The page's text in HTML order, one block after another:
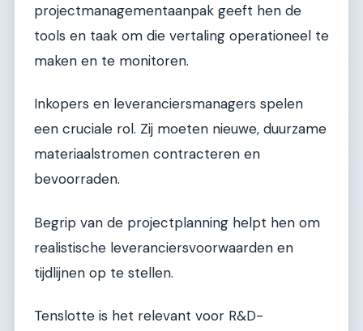
projectmanagementaanpak geeft hen de
tools en taak om die vertaling operationeel te
maken en te monitoren.
Inkopers en leveranciersmanagers spelen
een cruciale rol. Zij moeten nieuwe, duurzame
materiaalstromen contracteren en
bevoorraden.
Begrip van de projectplanning helpt hen om
realistische leveranciersvoorwaarden en
tijdlijnen op te stellen.
Tenslotte is het relevant voor R&D-